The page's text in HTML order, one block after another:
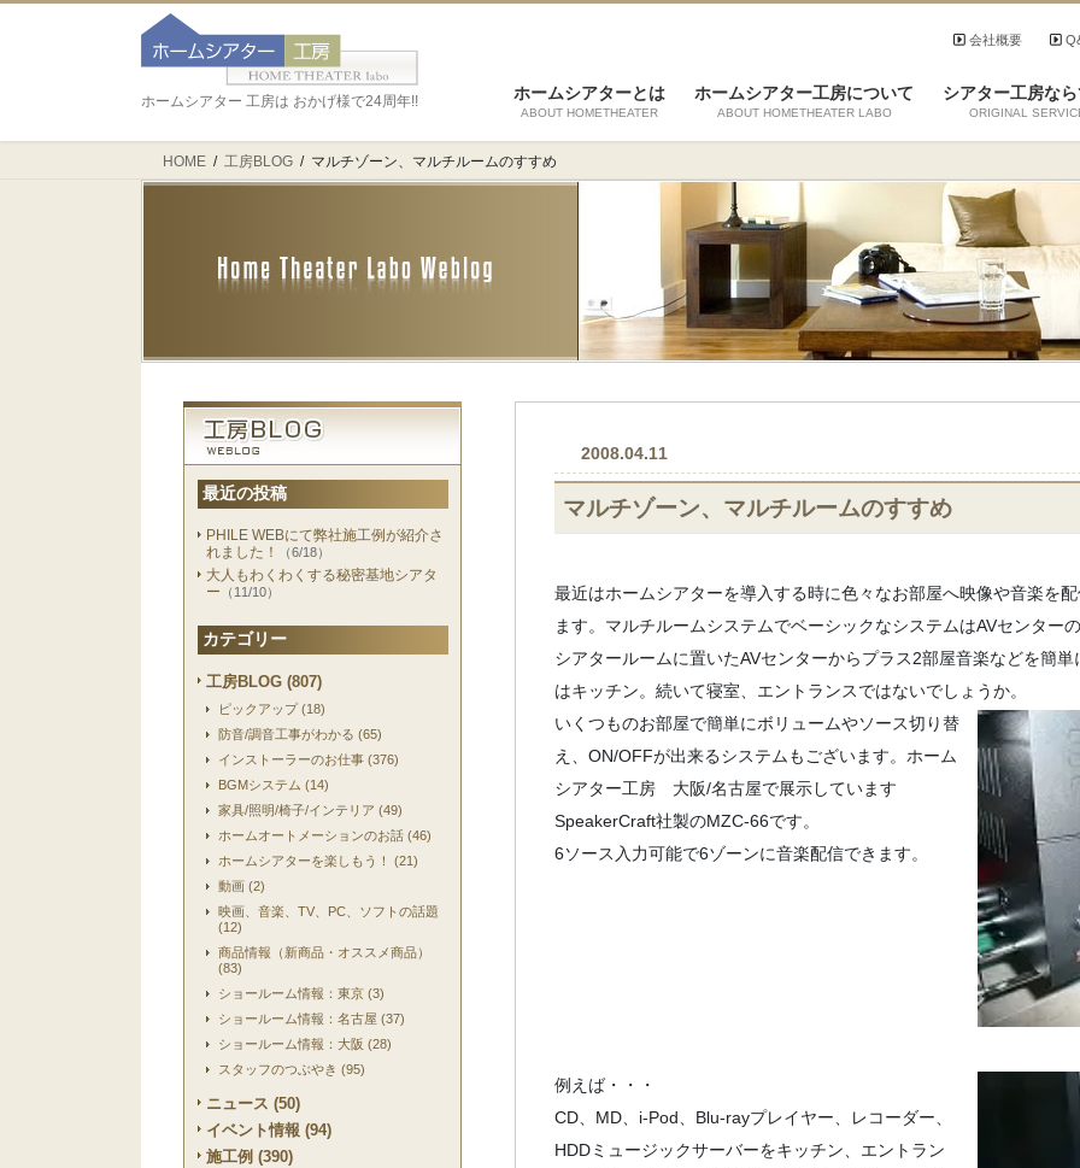
会社概要
ホームシアター 工房は おかげ様で24周年!! ホームシアターとは
ABOUT HOMETHEATER
ホームシアター工房について
ABOUT HOMETHEATER LABO
シアター工房な
ORIGINAL
HOME 工房BLOG マルチゾーン、マルチルームのすすめ
最近の投稿
PHILE WEBにて弊社施工例が紹介さ
れました！
（6/18）
大人もわくわくする秘密基地シアタ
ー （11/10）
カテゴリー
工房BLOG (807)
ピックアップ (18)
防音/調音工事がわかる (65)
インストーラーのお仕事 (376)
BGMシステム (14)
家具/照明/椅子/インテリア (49)
ホームオートメーションのお話 (46)
ホームシアターを楽しもう！ (21)
動画 (2)
映画、音楽、TV、PC、ソフトの話題
(12)
商品情報（新商品・オススメ商品）
(83)
ショールーム情報：東京 (3)
ショールーム情報：名古屋 (37)
ショールーム情報：大阪 (28)
スタッフのつぶやき (95)
ニュース (50)
イベント情報 (94)
施工例 (390)
2008.04.11
マルチゾーン、マルチルームのすすめ
最近はホームシアターを導入する時に色々なお部屋へ映像や音楽を
ます。マルチルームシステムでベーシックなシステムはAVセンター
シアタールームに置いたAVセンターからプラス2部屋音楽などを簡
はキッチン。続いて寝室、エントランスではないでしょうか。
いくつものお部屋で簡単にボリュームやソース切り替
え、ON/OFFが出来るシステムもございます。ホーム
シアター工房 大阪/名古屋で展示しています
SpeakerCraft社製のMZC-66です。
6ソース入力可能で6ゾーンに音楽配信できます。
例えば・・・
CD、MD、i-Pod、Blu-rayプレイヤー、レコーダー、
HDDミュージックサーバーをキッチン、エントラン